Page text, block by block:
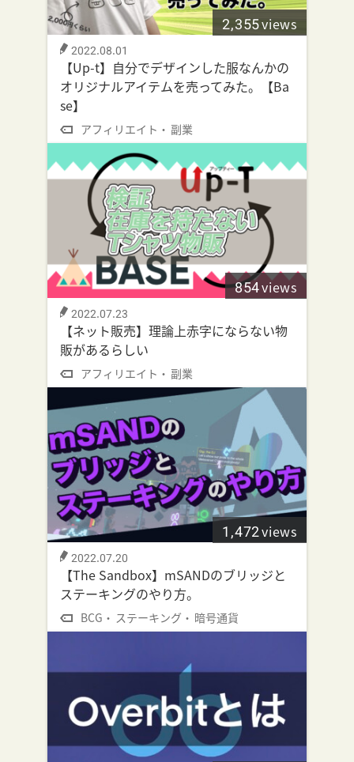
2,355views
2022.08.01
【Up-t】自分でデザインした服なんかの
オリジナルアイテムを売ってみた。【Ba
se】
アフィリエイト 副業
854views
2022.07.23
【ネット販売】理論上赤字にならない物
販があるらしい
アフィリエイト 副業
1,472views
2022.07.20
【The Sandbox】mSANDのブリッジと
ステーキングのやり方。
BCG ステーキング 暗号通貨